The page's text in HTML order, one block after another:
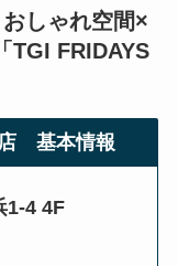
しゃれ空間×
TGI FRIDAYS
基本情報
4 4F